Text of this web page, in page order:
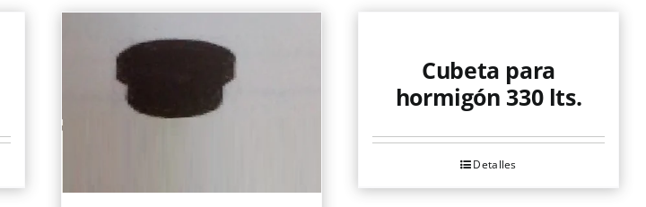
Cubeta para
hormigón 330 lts.
Detalles